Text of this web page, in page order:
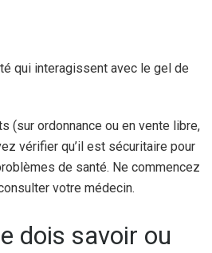
qui interagissent avec le gel de
(sur ordonnance ou en vente libre,
vérifier qu’il est sécuritaire pour
de santé. Ne commencez
votre médecin.
dois savoir ou